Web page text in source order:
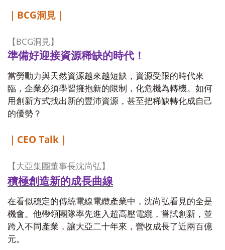
BCG洞見｜
【 BCG洞見】
準備好迎接資源稀缺的時代！
當勞動力與天然資源越來越短缺，資源受限的時代來
臨，企業必須學習擁抱新的限制，化危機為轉機。如何
用創新方式找出新的豐沛資源，甚至把稀缺轉化成自己
的優勢？
CEO Talk
【大亞集團董事長沈尚弘】
積極創造新的成長曲線
在看似穩定的傳統電線電纜產業中，沈尚弘看見的全是
機會。他帶領團隊率先進入超高壓電纜，嘗試創新，並
跨入不同產業，讓大亞二十年來，營收成長了近兩百億
元。